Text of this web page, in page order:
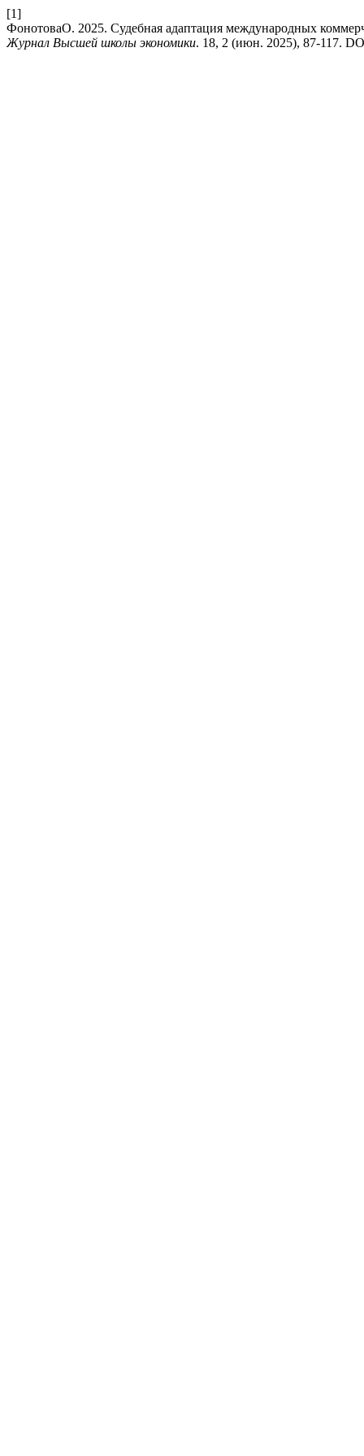
[1]
ФонотоваО. 2025. Судебная адаптация международных
Журнал Высшей школы экономики. 18, 2 (июн. 2025), 87-117.